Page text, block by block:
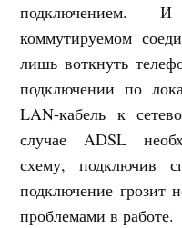
коммутируемом
лишь воткнуть
подключении по
LAN-кабель к
случае ADSL
схему, подключив
подключение грозит
проблемами в работе.